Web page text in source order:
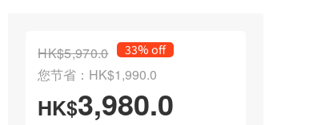
HK$5,970.0 33% off
您节省：HK$1,990.0
HK$3,980.0